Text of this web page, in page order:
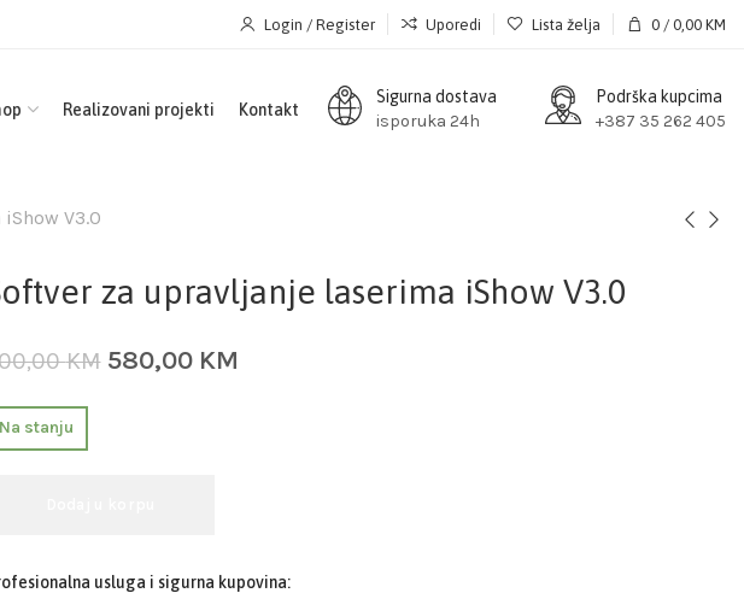
Login / Register Uporedi Lista želja 0 / 0,00 KM
Realizovani projekti Kontakt
Sigurna dostava
isporuka 24h
Podrška kupcima
+387 35 262 405
V3.0
za upravljanje laserima iShow V3.0
KM 580,00 KM
Na stanju
usluga i sigurna kupovina: